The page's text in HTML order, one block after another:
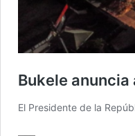
Bukele
El Presidente de la